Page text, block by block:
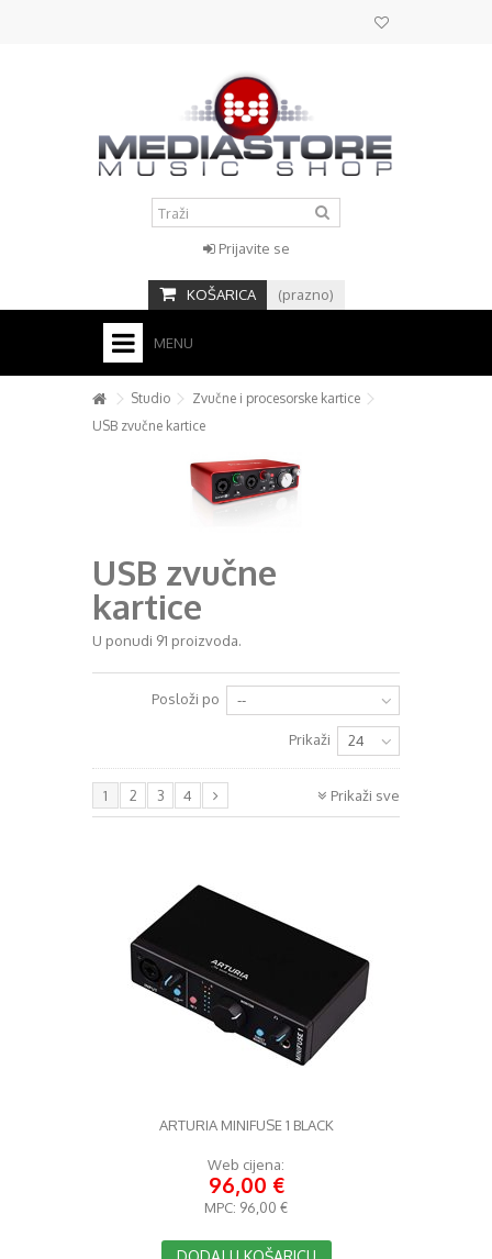
Prijavite se
KOŠARICA (prazno)
MENU
HOME
KLAVIJATURE
MIKROFONI
GITARE
+
+
SLUŠALICE
+
DJ OPREMA
Studio
Zvučne i procesorske kartice
USB zvučne kartice
USB zvučne
kartice
U ponudi 91 proizvoda.
Posloži po --
Prikaži 24
Prikaži sve
1 2 3 4
ARTURIA MINIFUSE 1 BLACK
Web cijena:
96,00 €
MPC: 96,00 €